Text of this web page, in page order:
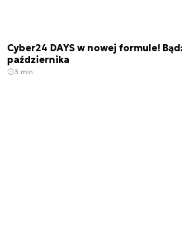
Cyber24 DAYS w nowej formule!
października
3 min.